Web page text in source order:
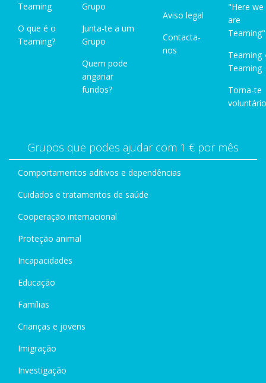
Teaming
O que é o
Teaming?
Grupo
Junta-te a um
Grupo
Quem pode
angariar
fundos?
Aviso legal
Contacta-
nos
"Here we
are
Teaming"
Teaming
Teaming
Torna-te
Grupos que podes ajudar com 1 € por mês
Comportamentos aditivos e dependências
Cuidados e tratamentos de saúde
Cooperação internacional
Proteção animal
Incapacidades
Educação
Famílias
Crianças e jovens
Imigração
Investigação